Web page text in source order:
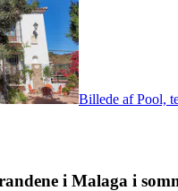
Billede af Pool,
i Malaga i